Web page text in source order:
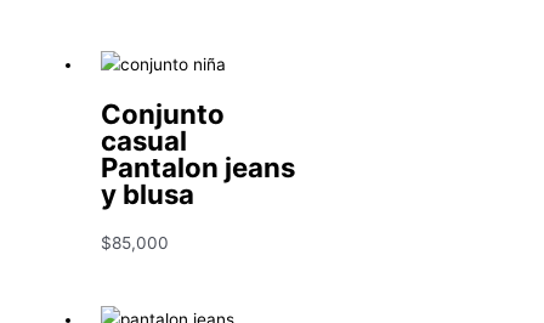
Conjunto
casual
Pantalon jeans
y blusa
$85,000